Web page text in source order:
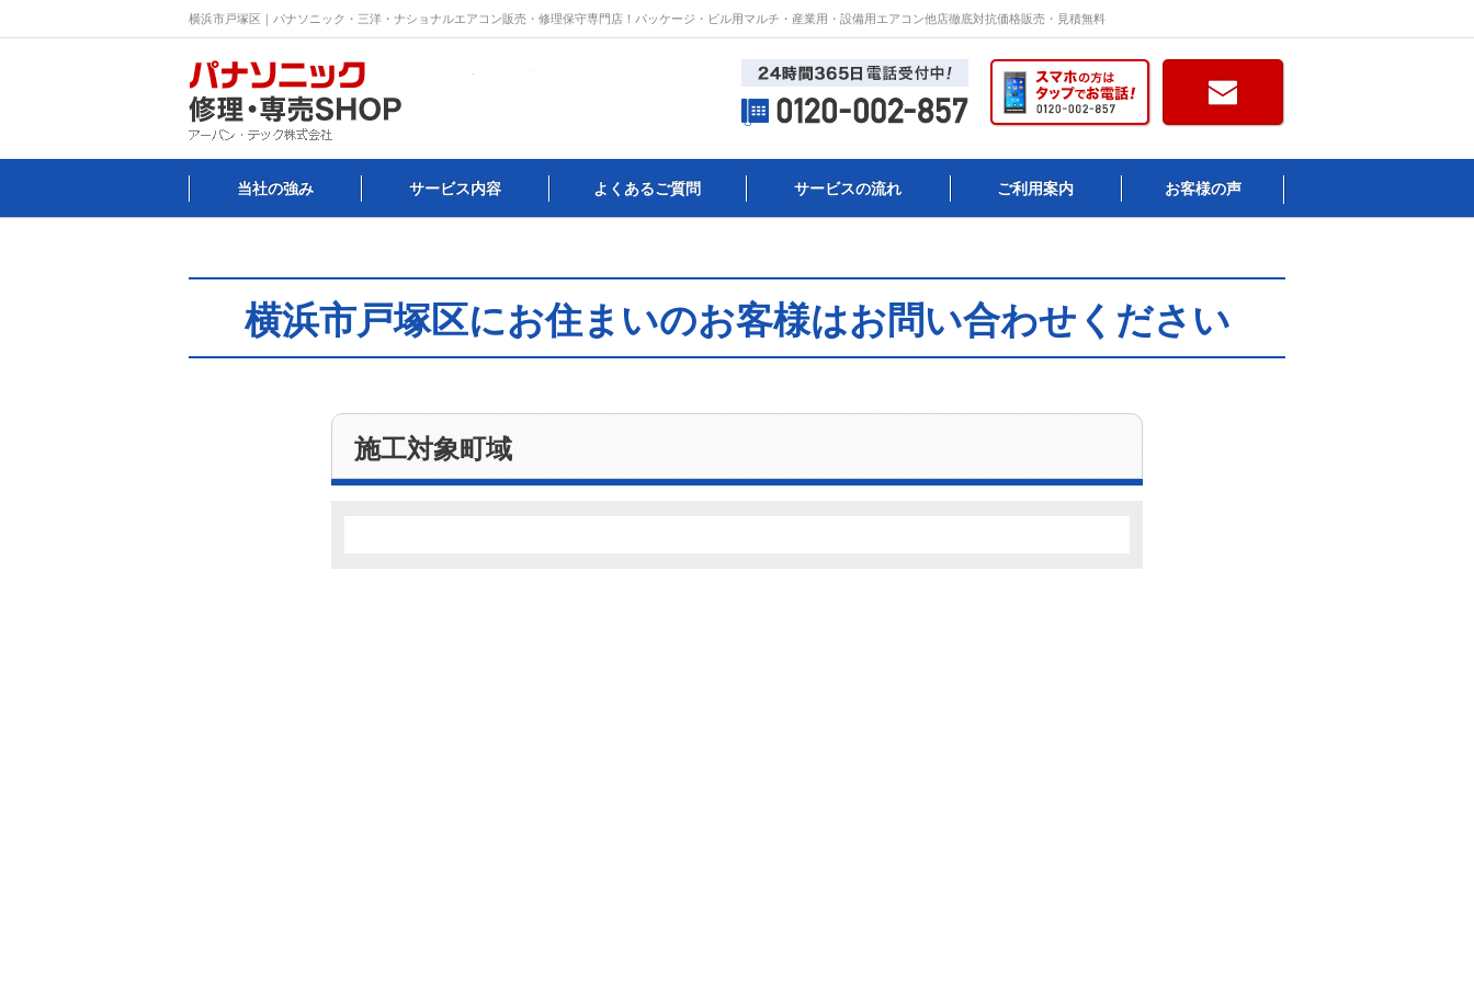
横浜市戸塚区｜パナソニック・三洋・ナショナルエアコン販売・修理保守専門店！パッケージ・ビル用マルチ・産業用・設備用エアコン他店徹底対抗価格販売・見積無料
当社の強み サービス内容 よくあるご質問 サービスの流れ ご利用案内 お客様の声
横浜市戸塚区にお住まいのお客様はお問い合わせください
施工対象町域